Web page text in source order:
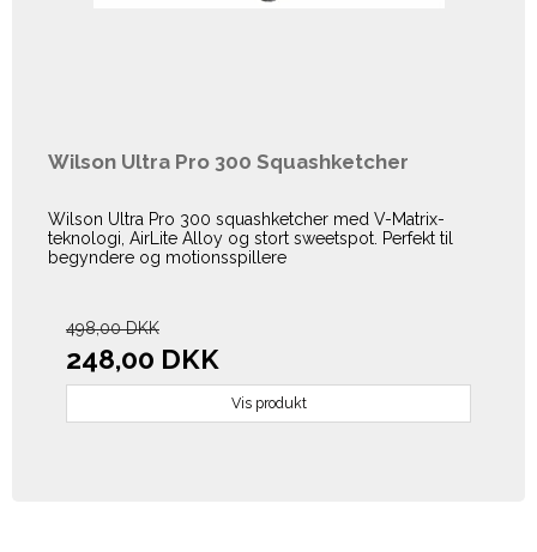
Wilson Ultra Pro 300 Squashketcher
Wilson Ultra Pro 300 squashketcher med V-Matrix-
teknologi, AirLite Alloy og stort sweetspot. Perfekt til
begyndere og motionsspillere
498,00 DKK
248,00 DKK
Vis produkt